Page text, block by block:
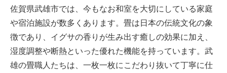
佐賀県武雄市では、今もなお和室を大切にしている家庭
や宿泊施設が数多くあります。畳は日本の伝統文化の象
徴であり、イグサの香りが生み出す癒しの効果に加え、
湿度調整や断熱といった優れた機能を持っています。武
雄の畳職人たちは、一枚一枚にこだわり抜いて丁寧に仕